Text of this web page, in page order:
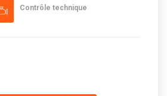
Contrôle technique